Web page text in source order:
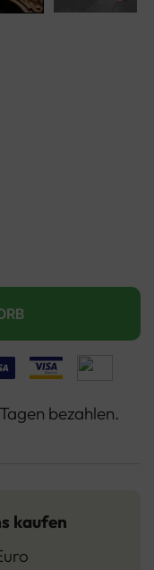
bezahlen.
kaufen